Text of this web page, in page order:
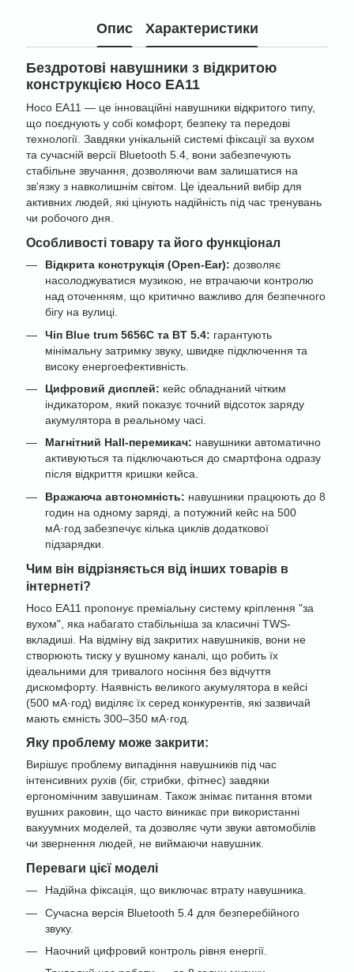
Опис Характеристики
Бездротові навушники з відкритою
конструкцією Hoco EA11
Hoco EA11 — це інноваційні навушники відкритого типу,
що поєднують у собі комфорт, безпеку та передові
технології. Завдяки унікальній системі фіксації за вухом
та сучасній версії Bluetooth 5.4, вони забезпечують
стабільне звучання, дозволяючи вам залишатися на
зв'язку з навколишнім світом. Це ідеальний вибір для
активних людей, які цінують надійність під час тренувань
чи робочого дня.
Особливості товару та його функціонал
Відкрита конструкція (Open-Ear): дозволяє
насолоджуватися музикою, не втрачаючи контролю
над оточенням, що критично важливо для безпечного
бігу на вулиці.
Чіп Blue trum 5656C та BT 5.4: гарантують
мінімальну затримку звуку, швидке підключення та
високу енергоефективність.
Цифровий дисплей: кейс обладнаний чітким
індикатором, який показує точний відсоток заряду
акумулятора в реальному часі.
Магнітний Hall-перемикач: навушники автоматично
активуються та підключаються до смартфона одразу
після відкриття кришки кейса.
Вражаюча автономність: навушники працюють до 8
годин на одному заряді, а потужний кейс на 500
мА·год забезпечує кілька циклів додаткової
підзарядки.
Чим він відрізняється від інших товарів в
інтернеті?
Hoco EA11 пропонує преміальну систему кріплення "за
вухом", яка набагато стабільніша за класичні TWS-
вкладиші. На відміну від закритих навушників, вони не
створюють тиску у вушному каналі, що робить їх
ідеальними для тривалого носіння без відчуття
дискомфорту. Наявність великого акумулятора в кейсі
(500 мА·год) виділяє їх серед конкурентів, які зазвичай
мають ємність 300–350 мА·год.
Яку проблему може закрити:
Вирішує проблему випадіння навушників під час
інтенсивних рухів (біг, стрибки, фітнес) завдяки
ергономічним завушинам. Також знімає питання втоми
вушних раковин, що часто виникає при використанні
вакуумних моделей, та дозволяє чути звуки автомобілів
чи звернення людей, не виймаючи навушник.
Переваги цієї моделі
Надійна фіксація, що виключає втрату навушника.
Сучасна версія Bluetooth 5.4 для безперебійного
звуку.
Наочний цифровий контроль рівня енергії.